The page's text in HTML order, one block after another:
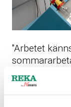
"Arbetet
7.9.2021